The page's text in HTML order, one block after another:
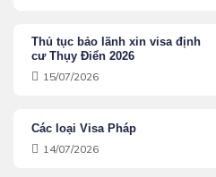
Thủ tục bảo lãnh xin visa định
cư Thụy Điển 2026
15/07/2026
Các loại Visa Pháp
14/07/2026